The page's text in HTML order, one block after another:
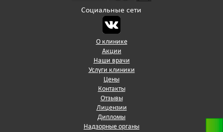
О клинике
Акции
Наши врачи
Услуги клиники
Цены
Контакты
Отзывы
Лицензии
Дипломы
Надзорные органы
Социальные сети